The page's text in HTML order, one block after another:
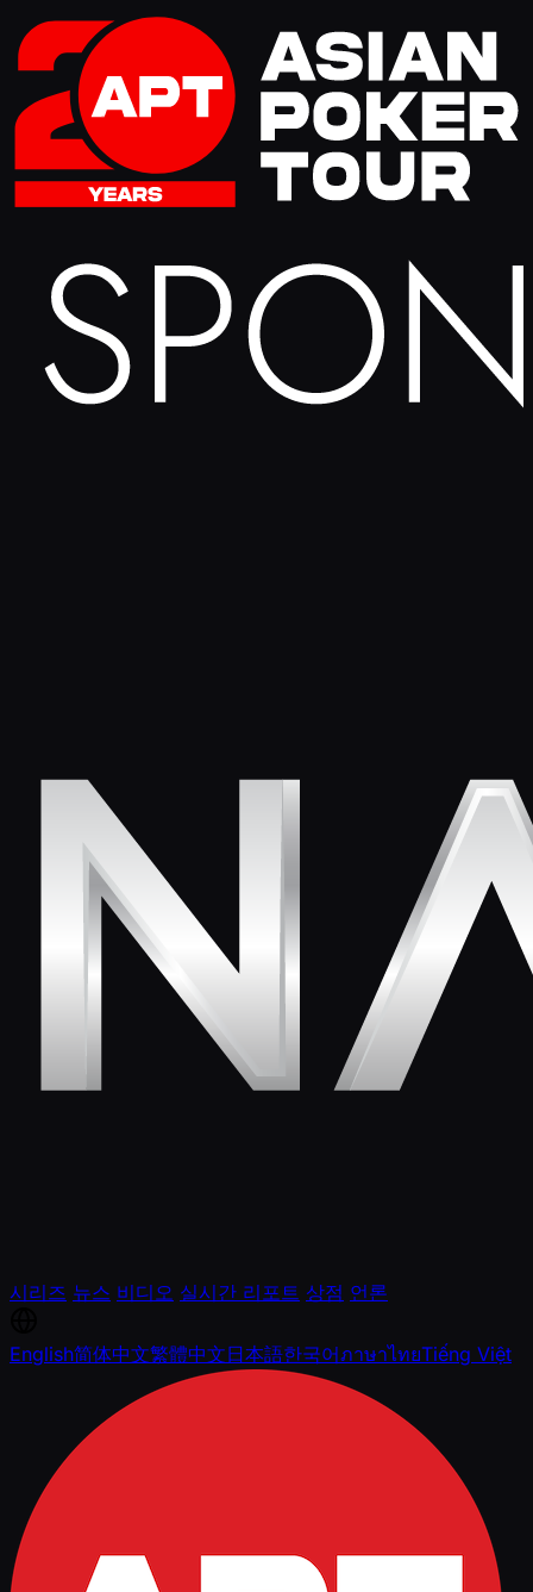
시리즈 뉴스 비디오 실시간 리포트 상점 언론
English简体中文繁體中文日本語한국어ภาษาไทยTiếng Việt